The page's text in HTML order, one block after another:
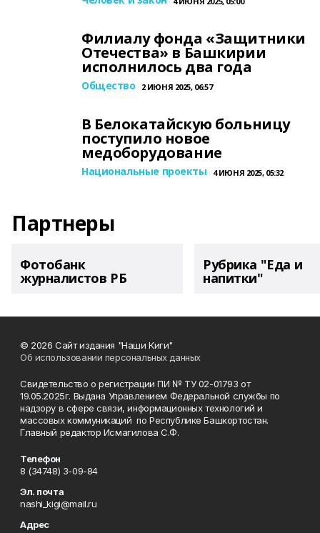
Филиалу фонда «Защитники
Отечества» в Башкирии
исполнилось два года
Общество 2 ИЮНЯ 2025, 06:57
В Белокатайскую больницу
поступило новое
медоборудование
Национальные проекты 4 ИЮНЯ 2025, 05:32
Партнеры
Фотобанк
журналистов РБ
Рубрика "Еда и
напитки"
© 2026 Сайт издания "Наши Киги"
Об использовании персональных данных
Свидетельство о регистрации ПИ № ТУ 02-01793 от
19.05.2025г. Выдана Управлением Федеральной службы по
надзору в сфере связи, информационных технологий и
массовых коммуникаций по Республике Башкортостан.
Главный редактор Исмагилова С.Ф.
Телефон
8 (34748) 3-09-84
Эл. почта
nashi_kigi@mail.ru
Адрес